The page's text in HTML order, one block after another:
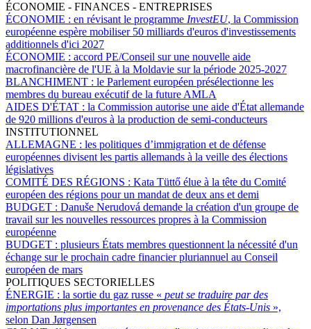
ÉCONOMIE - FINANCES - ENTREPRISES
ÉCONOMIE : en révisant le programme InvestEU, la Commission
européenne espère mobiliser 50 milliards d'euros d'investissements
additionnels d'ici 2027
ÉCONOMIE : accord PE/Conseil sur une nouvelle aide
macrofinancière de l'UE à la Moldavie sur la période 2025-2027
BLANCHIMENT : le Parlement européen présélectionne les
membres du bureau exécutif de la future AMLA
AIDES D'ÉTAT : la Commission autorise une aide d'État allemande
de 920 millions d'euros à la production de semi-conducteurs
INSTITUTIONNEL
ALLEMAGNE : les politiques d’immigration et de défense
européennes divisent les partis allemands à la veille des élections
législatives
COMITÉ DES RÉGIONS : Kata Tüttő élue à la tête du Comité
européen des régions pour un mandat de deux ans et demi
BUDGET : Danuše Nerudová demande la création d'un groupe de
travail sur les nouvelles ressources propres à la Commission
européenne
BUDGET : plusieurs États membres questionnent la nécessité d'un
échange sur le prochain cadre financier pluriannuel au Conseil
européen de mars
POLITIQUES SECTORIELLES
ÉNERGIE : la sortie du gaz russe « peut se traduire par des
importations plus importantes en provenance des États-Unis »,
selon Dan Jørgensen